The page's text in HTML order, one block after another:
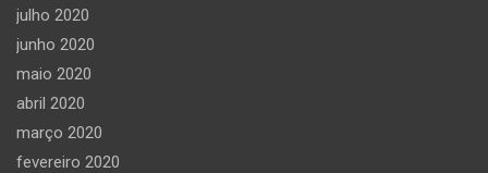
julho 2020
junho 2020
maio 2020
abril 2020
março 2020
fevereiro 2020